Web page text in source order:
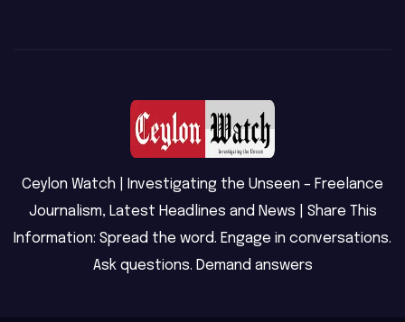
Ceylon Watch | Investigating the Unseen – Freelance
Journalism, Latest Headlines and News | Share This
Information: Spread the word. Engage in conversations.
Ask questions. Demand answers